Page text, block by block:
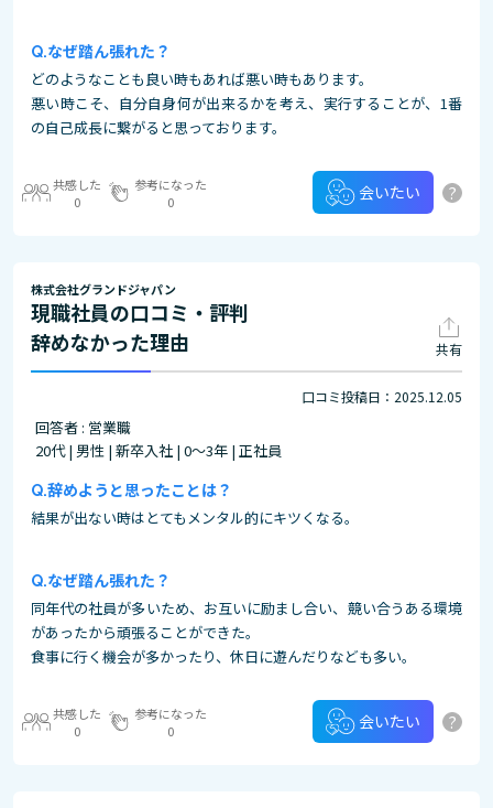
なぜ踏ん張れた？
どのようなことも良い時もあれば悪い時もあります。
悪い時こそ、自分自身何が出来るかを考え、実行することが、1番
の自己成長に繋がると思っております。
共感した
0
参考になった
0
会いたい ?
株式会社グランドジャパン
現職社員の口コミ・評判
辞めなかった理由
共有
口コミ投稿日：2025.12.05
回答者 : 営業職
20代 | 男性 | 新卒入社 | 0～3年 | 正社員
辞めようと思ったことは？
結果が出ない時はとてもメンタル的にキツくなる。
なぜ踏ん張れた？
同年代の社員が多いため、お互いに励まし合い、競い合うある環境
があったから頑張ることができた。
食事に行く機会が多かったり、休日に遊んだりなども多い。
共感した
0
参考になった
0
会いたい ?